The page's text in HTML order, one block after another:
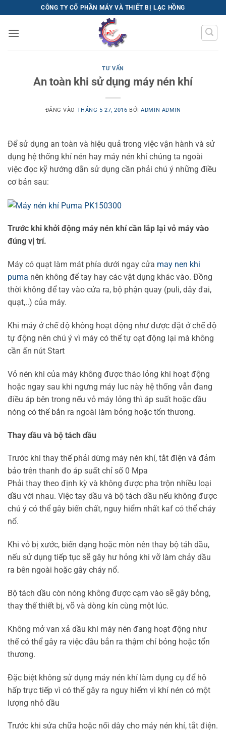
qua
nội
CÔNG TY CỔ PHẦN MÁY VÀ THIẾT BỊ LẠC HỒNG
TƯ VẤN
An toàn khi sử dụng máy nén khí
ĐĂNG VÀO THÁNG 5 27, 2016 BỞIADMIN ADMIN
Để sử dụng an toàn và hiệu quả trong việc vận hành và sử
dụng hệ thống khí nén hay máy nén khí chúng ta ngoài
việc đọc kỹ hướng dẫn sử dụng cần phải chú ý những điều
cơ bản sau:
Trước khi khởi động máy nén khí cần lắp lại vỏ máy vào
đúng vị trí.
Máy có quạt làm mát phía dưới ngay cửa may nen khi
puma nên không để tay hay các vật dụng khác vào. Đồng
thời không để tay vào cửa ra, bộ phận quay (puli, dây đai,
quạt,..) của máy.
Khi máy ở chế độ không hoạt động như được đặt ở chế độ
tự động nên chú ý vì máy có thể tự oạt động lại mà không
cần ấn nút Start
Vỏ nén khi của máy không được tháo lỏng khi hoạt động
hoặc ngay sau khi ngưng máy luc này hệ thống vẫn đang
điều áp bên trong nếu vỏ máy lỏng thì áp suất hoặc dầu
nóng có thể bắn ra ngoài làm bỏng hoặc tổn thương.
Thay dầu và bộ tách dầu
Trước khi thay thế phải dừng máy nén khí, tắt điện và đảm
bảo trên thanh đo áp suất chỉ số 0 Mpa
Phải thay theo định kỳ và không được pha trộn nhiều loại
dầu với nhau. Việc tay dầu và bộ tách dầu nếu không được
chú ý có thể gây biến chất, nguy hiểm nhất kaf có thể cháy
nổ.
Khi vỏ bị xước, biến dạng hoặc mòn nên thay bộ táh dầu,
nếu sử dụng tiếp tục sẽ gây hư hỏng khi vỡ làm chảy dầu
ra bên ngoài hoặc gây cháy nổ.
Bộ tách dầu còn nóng không được cạm vào sẽ gây bỏng,
thay thế thiết bị, võ và dòng kín cùng một lúc.
Không mở van xả dầu khi máy nén đang hoạt động như
thế có thể gây ra việc dầu bắn ra thậm chí bỏng hoặc tổn
thương.
Đặc biệt không sử dụng máy nén khí làm dụng cụ để hô
hấp trực tiếp vì có thể gây ra nguy hiểm vì khí nén có một
lượng nhỏ dầu
Trước khi sửa chữa hoặc nối dây cho máy nén khí, tắt điện.